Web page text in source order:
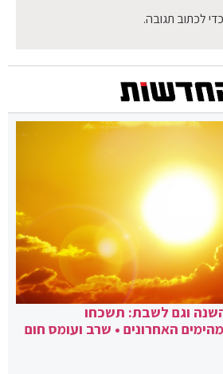
כדי לכתוב תגובה.
וגם לשבת: תשכחו
האחרונים • שרב ועומס חום